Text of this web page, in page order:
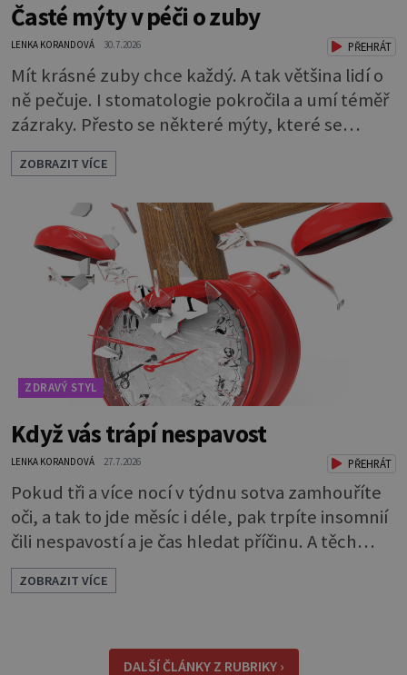
Časté mýty v péči o zuby
LENKA KORANDOVÁ 30.7.2026 PŘEHRÁT
Mít krásné zuby chce každý. A tak většina lidí o
ně pečuje. I stomatologie pokročila a umí téměř
zázraky. Přesto se některé mýty, které se
tradují, nedaří vyvrátit. Které? Večer místo
čištění snězte jablko Jedna z nejoblíbenějších
pověr už z časů našich babiček, kterou se
rozhodně nevyplatí praktikovat. Jablko
opravdu zuby nevyčistí. Obsahuje sacharidy,
které bakterie v ústech pře
ZOBRAZIT VÍCE
ZDRAVÝ STYL
Když vás trápí nespavost
LENKA KORANDOVÁ 27.7.2026 PŘEHRÁT
Pokud tři a více nocí v týdnu sotva zamhouříte
oči, a tak to jde měsíc i déle, pak trpíte insomnií
čili nespavostí a je čas hledat příčinu. A těch
může být celá řada. Vlastně váš spánek může
rušit skoro cokoli. Nicméně některé důvody
pracujete na směny. Noční práce či jakékoli
ZOBRAZIT VÍCE
DALŠÍ ČLÁNKY Z RUBRIKY ›